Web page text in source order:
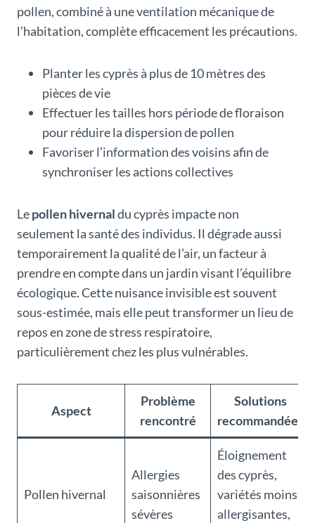
pollen, combiné à une ventilation mécanique de
l’habitation, complète efficacement les précautions.
Planter les cyprès à plus de 10 mètres des
pièces de vie
Effectuer les tailles hors période de floraison
pour réduire la dispersion de pollen
Favoriser l’information des voisins afin de
synchroniser les actions collectives
Lepollen hivernaldu cyprès impacte non
seulement la santé des individus. Il dégrade aussi
temporairement la qualité de l’air, un facteur à
prendre en compte dans un jardin visant l’équilibre
écologique. Cette nuisance invisible est souvent
sous-estimée, mais elle peut transformer un lieu de
repos en zone de stress respiratoire,
particulièrement chez les plus vulnérables.
Aspect
Problème
rencontré
Solutions
recommandées
Pollen hivernal
Allergies
saisonnières
sévères
Éloignement
des cyprès,
variétés moins
allergisantes,